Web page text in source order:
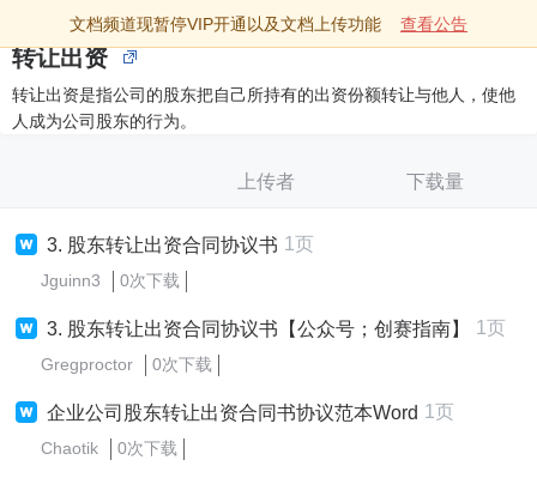
文档频道现暂停VIP开通以及文档上传功能 查看公告
转让出资
转让出资是指公司的股东把自己所持有的出资份额转让与他人，使他
人成为公司股东的行为。
上传者 下载量
3. 股东转让出资合同协议书 1页
Jguinn3 0次下载
3. 股东转让出资合同协议书【公众号；创赛指南】 1页
Gregproctor 0次下载
企业公司股东转让出资合同书协议范本Word 1页
Chaotik 0次下载